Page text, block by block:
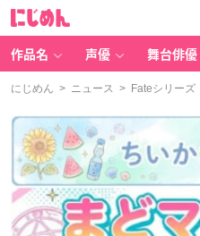
作品名 声優 舞台俳優
にじめん > ニュース > Fateシリーズ